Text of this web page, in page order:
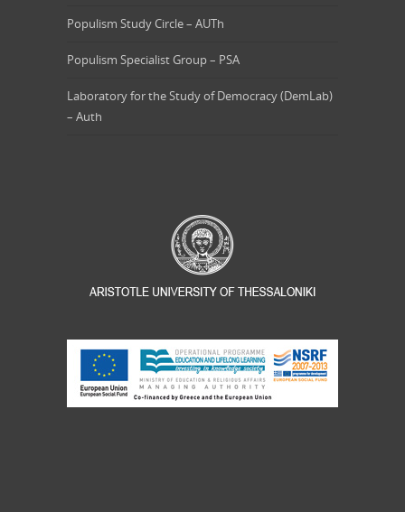
Populism Study Circle – AUTh
Populism Specialist Group – PSA
Laboratory for the Study of Democracy (DemLab)
– Auth